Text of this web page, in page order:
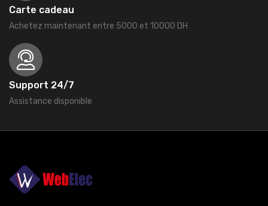
Carte cadeau
Achetez maintenant entre 5000 et 10000 DH
Support 24/7
Assistance disponible